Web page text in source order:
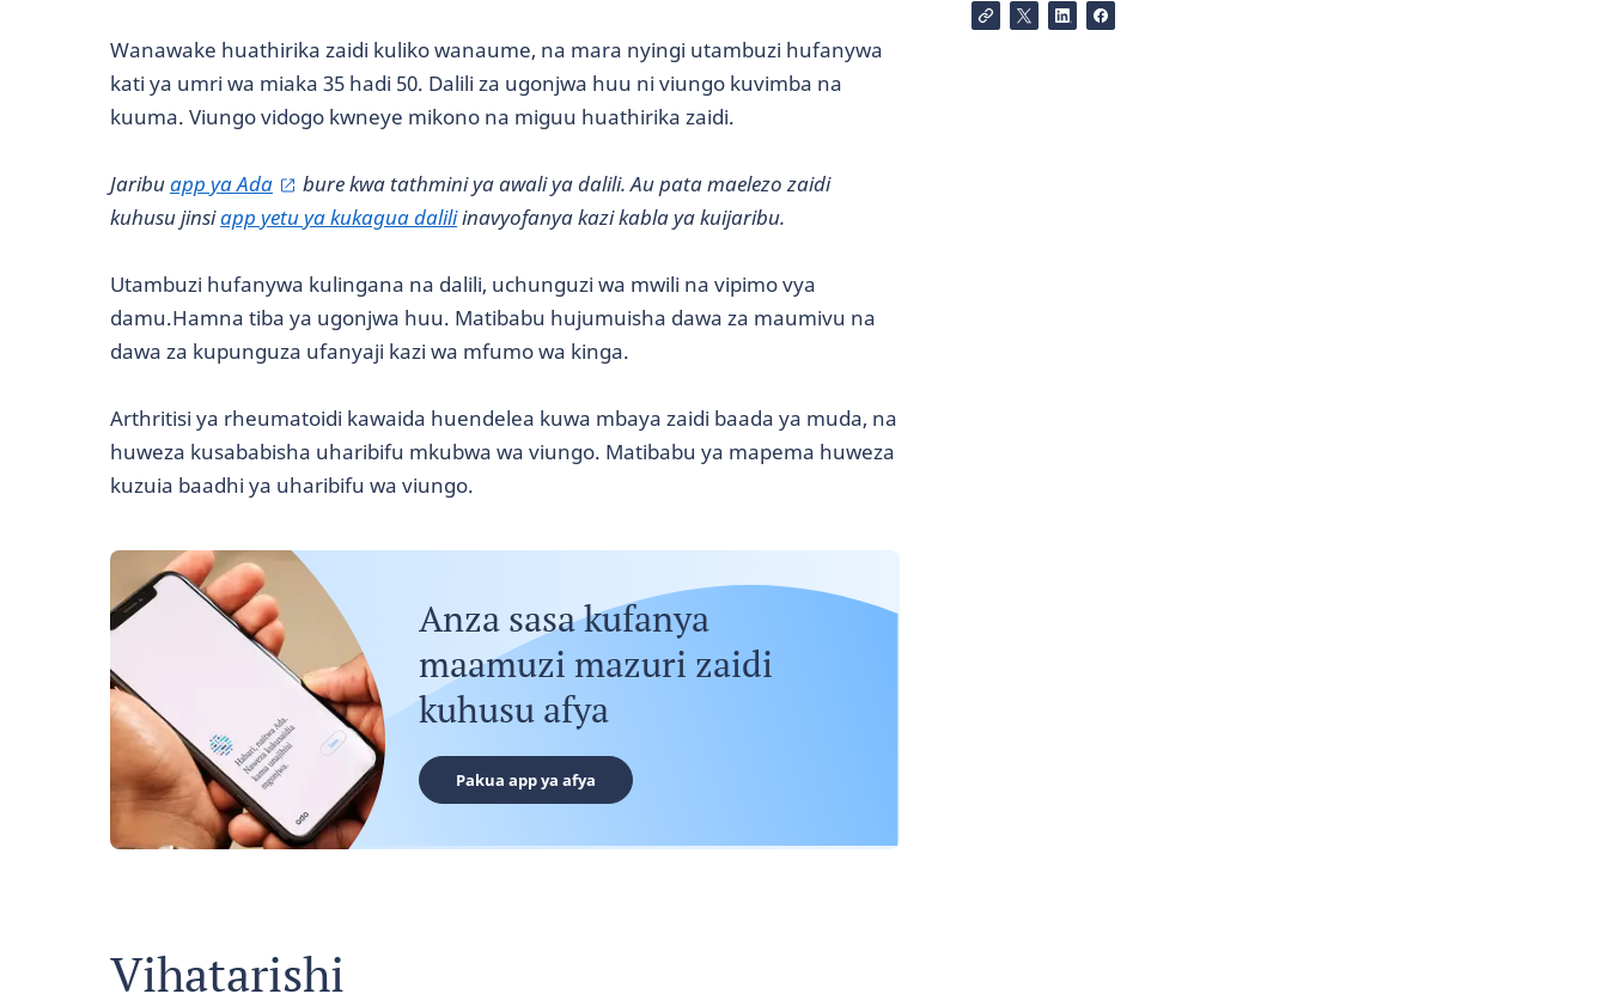
Wanawake huathirika zaidi kuliko wanaume, na mara nyingi utambuzi hufanywa
kati ya umri wa miaka 35 hadi 50. Dalili za ugonjwa huu ni viungo kuvimba na
kuuma. Viungo vidogo kwneye mikono na miguu huathirika zaidi.
Jaribuapp ya Ada
bure kwa tathmini ya awali ya dalili. Au pata maelezo zaidi
kuhusu jinsiapp yetu ya kukagua daliliinavyofanya kazi kabla ya kuijaribu.
Utambuzi hufanywa kulingana na dalili, uchunguzi wa mwili na vipimo vya
damu.Hamna tiba ya ugonjwa huu. Matibabu hujumuisha dawa za maumivu na
dawa za kupunguza ufanyaji kazi wa mfumo wa kinga.
Arthritisi ya rheumatoidi kawaida huendelea kuwa mbaya zaidi baada ya muda, na
huweza kusababisha uharibifu mkubwa wa viungo. Matibabu ya mapema huweza
kuzuia baadhi ya uharibifu wa viungo.
Anza sasa kufanya
maamuzi mazuri zaidi
kuhusu afya
Pakua app ya afya
Vihatarishi